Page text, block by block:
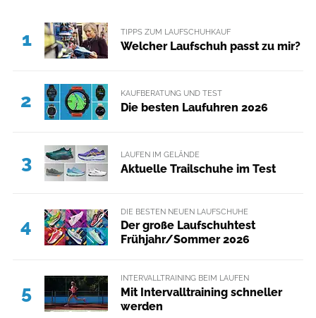
1 TIPPS ZUM LAUFSCHUHKAUF
Welcher Laufschuh passt zu mir?
2 KAUFBERATUNG UND TEST
Die besten Laufuhren 2026
3 LAUFEN IM GELÄNDE
Aktuelle Trailschuhe im Test
4
DIE BESTEN NEUEN LAUFSCHUHE
Der große Laufschuhtest
Frühjahr/Sommer 2026
5
INTERVALLTRAINING BEIM LAUFEN
Mit Intervalltraining schneller
werden